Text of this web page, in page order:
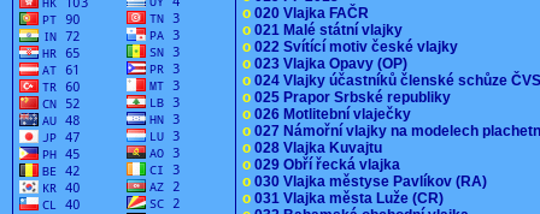
o 020 Vlajka FAČR
o 021 Malé státní vlajky
o 022 Svítící motiv české vlajky
o 023 Vlajka Opavy (OP)
o 024 Vlajky účastníků členské schůze
o 025 Prapor Srbské republiky
o 026 Motlitební vlaječky
o 027 Námořní vlajky na modelech
o 028 Vlajka Kuvajtu
o 029 Obří řecká vlajka
o 030 Vlajka městyse Pavlíkov (RA)
o 031 Vlajka města Luže (CR)